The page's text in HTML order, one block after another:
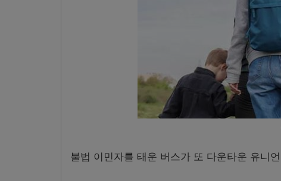
불법 이민자를 태운 버스가 또 다운타운 유니